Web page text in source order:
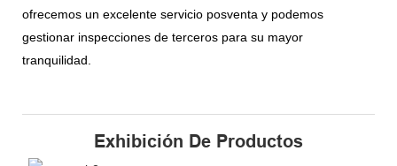
ofrecemos un excelente servicio posventa y podemos
gestionar inspecciones de terceros para su mayor
tranquilidad.
Exhibición De Productos